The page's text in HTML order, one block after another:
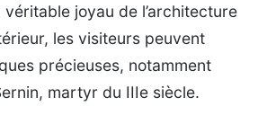
véritable joyau de l’architecture
les visiteurs peuvent
précieuses, notamment
martyr du IIIe siècle.